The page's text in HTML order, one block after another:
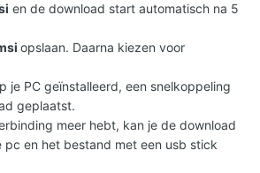
en de download start automatisch na 5
opslaan. Daarna kiezen voor
je PC geïnstalleerd, een snelkoppeling
geplaatst.
meer hebt, kan je de download
pc en het bestand met een usb stick